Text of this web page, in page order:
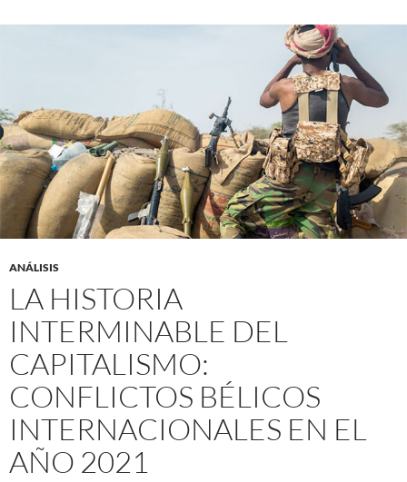
ANÁLISIS
LA HISTORIA
INTERMINABLE DEL
CAPITALISMO:
CONFLICTOS BÉLICOS
INTERNACIONALES EN EL
AÑO 2021